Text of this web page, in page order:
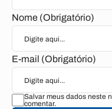
Nome (Obrigatório)
E-mail (Obrigatório)
Salvar meus dados neste
comentar.